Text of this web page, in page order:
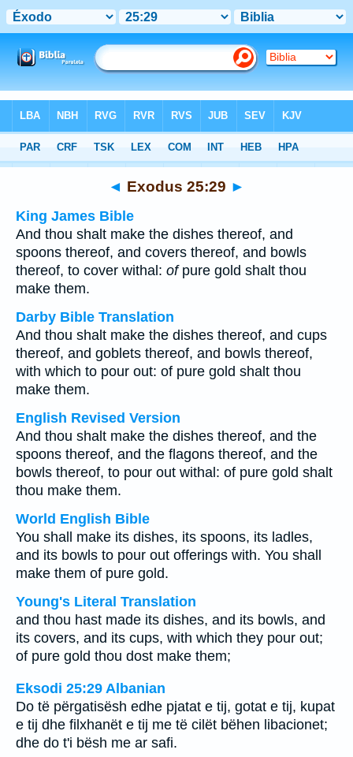
Multilingual > Exodus 25:29
◄ Exodus 25:29 ►
King James Bible
And thou shalt make the dishes thereof, and
spoons thereof, and covers thereof, and bowls
thereof, to cover withal: ofpure gold shalt thou
make them.
Darby Bible Translation
And thou shalt make the dishes thereof, and cups
thereof, and goblets thereof, and bowls thereof,
with which to pour out: of pure gold shalt thou
make them.
English Revised Version
And thou shalt make the dishes thereof, and the
spoons thereof, and the flagons thereof, and the
bowls thereof, to pour out withal: of pure gold shalt
thou make them.
World English Bible
You shall make its dishes, its spoons, its ladles,
and its bowls to pour out offerings with. You shall
make them of pure gold.
Young's Literal Translation
and thou hast made its dishes, and its bowls, and
its covers, and its cups, with which they pour out;
of pure gold thou dost make them;
Eksodi 25:29 Albanian
Do të përgatisësh edhe pjatat e tij, gotat e tij, kupat
e tij dhe filxhanët e tij me të cilët bëhen libacionet;
dhe do t'i bësh me ar safi.